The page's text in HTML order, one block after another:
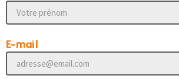
E-mail